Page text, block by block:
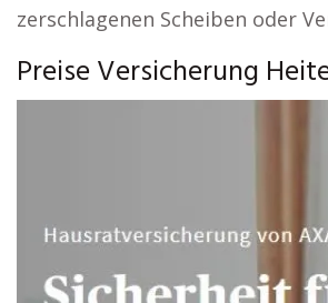
zerschlagenen Scheiben oder
Preise Versicherung